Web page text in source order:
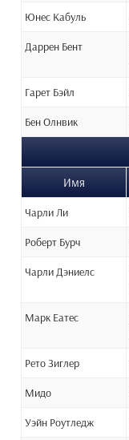
Юнес Кабуль
Даррен Бент
Гарет Бэйл
Бен Олнвик
Имя
Чарли Ли
Роберт Бурч
Чарли Дэниелс
Марк Еатес
Рето Зиглер
Мидо
Уэйн Роутледж